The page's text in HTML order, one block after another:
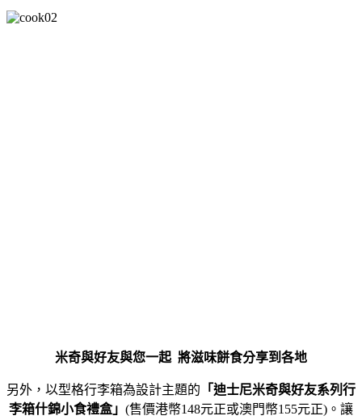
米奇與好友與您一起 將滋味餅食分享到各地
另外，以型格行李箱為設計主題的 「迪士尼米奇與好友系列行
李箱什錦小食禮盒」 (售價港幣148元正或澳門幣155元正)。讓